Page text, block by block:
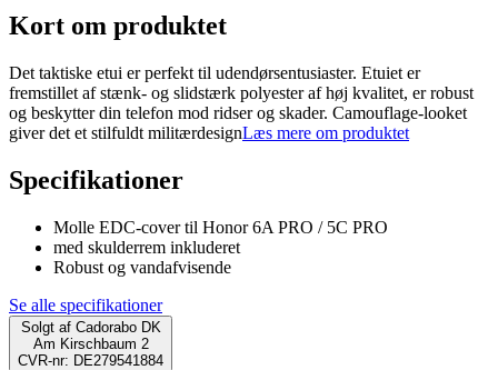
Kort om produktet
Det taktiske etui er perfekt til udendørsentusiaster. Etuiet er
fremstillet af stænk- og slidstærk polyester af høj kvalitet, er robust
og beskytter din telefon mod ridser og skader. Camouflage-looket
giver det et stilfuldt militærdesignLæs mere om produktet
Specifikationer
Molle EDC-cover til Honor 6A PRO / 5C PRO
med skulderrem inkluderet
Robust og vandafvisende
Se alle specifikationer
Solgt af Cadorabo DK
Am Kirschbaum 2
CVR-nr: DE279541884